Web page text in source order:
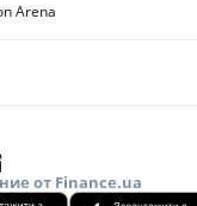
Arena
от Finance.ua